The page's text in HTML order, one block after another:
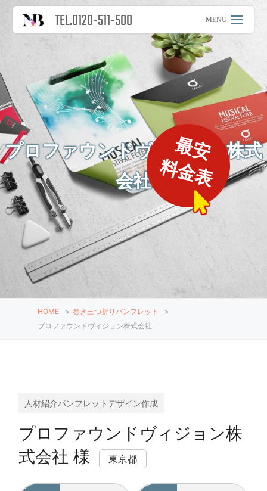
TEL.0120-511-500
プロファウンドヴィジョン株式
会社
最安
料金表
HOME > 巻き三つ折りパンフレット
>
プロファウンドヴィジョン株式会社
人材紹介パンフレットデザイン作成
プロファウンドヴィジョン株
式会社 様
東京都